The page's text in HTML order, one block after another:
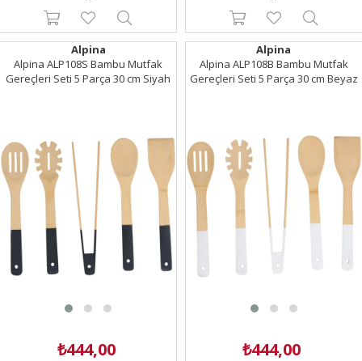
Alpina
Alpina ALP108S Bambu Mutfak
Gereçleri Seti 5 Parça 30 cm Siyah
₺444,00
Alpina
Alpina ALP108B Bambu Mutfak
Gereçleri Seti 5 Parça 30 cm Beyaz
₺444,00